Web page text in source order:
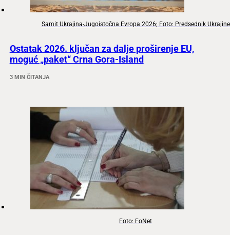
Samit Ukrajina-Jugoistočna Evropa 2026; Foto: Predsednik Ukrajine
Ostatak 2026. ključan za dalje proširenje EU,
moguć „paket“ Crna Gora-Island
3 MIN ČITANJA
Foto: FoNet